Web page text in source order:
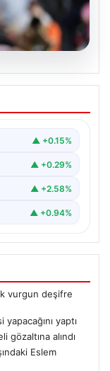
▲ +0.15%
▲ +0.29%
▲ +2.58%
▲ +0.94%
vurgun deşifre
yaptı
gözaltına alındı
Eslem